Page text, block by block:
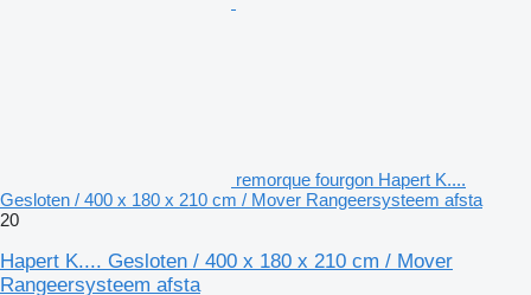
remorque fourgon Hapert K....
Gesloten / 400 x 180 x 210 cm / Mover Rangeersysteem afsta
20
Hapert K.... Gesloten / 400 x 180 x 210 cm / Mover
Rangeersysteem afsta